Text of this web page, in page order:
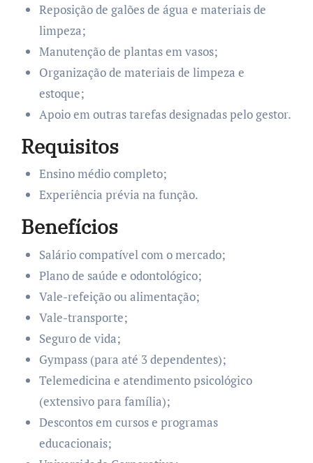
Reposição de galões de água e materiais de
limpeza;
Manutenção de plantas em vasos;
Organização de materiais de limpeza e
estoque;
Apoio em outras tarefas designadas pelo gestor.
Requisitos
Ensino médio completo;
Experiência prévia na função.
Benefícios
Salário compatível com o mercado;
Plano de saúde e odontológico;
Vale-refeição ou alimentação;
Vale-transporte;
Seguro de vida;
Gympass (para até 3 dependentes);
Telemedicina e atendimento psicológico
(extensivo para família);
Descontos em cursos e programas
educacionais;